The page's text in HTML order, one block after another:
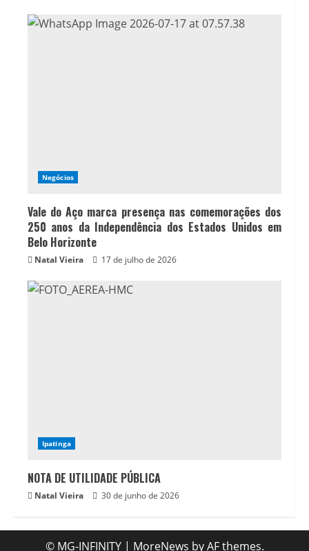
Negócios
Vale do Aço marca presença nas comemorações dos
250 anos da Independência dos Estados Unidos em
Belo Horizonte
Natal Vieira 17 de julho de 2026
Ipatinga
NOTA DE UTILIDADE PÚBLICA
Natal Vieira 30 de junho de 2026
© MG-INFINITY | MoreNews by AF themes.